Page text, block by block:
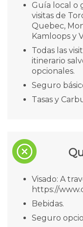
Guía local o
visitas de
Quebec,
Kamloops y
Todas las
itinerario
opcionales.
Seguro
Tasas y
Visado: A
https://
Bebidas.
Seguro